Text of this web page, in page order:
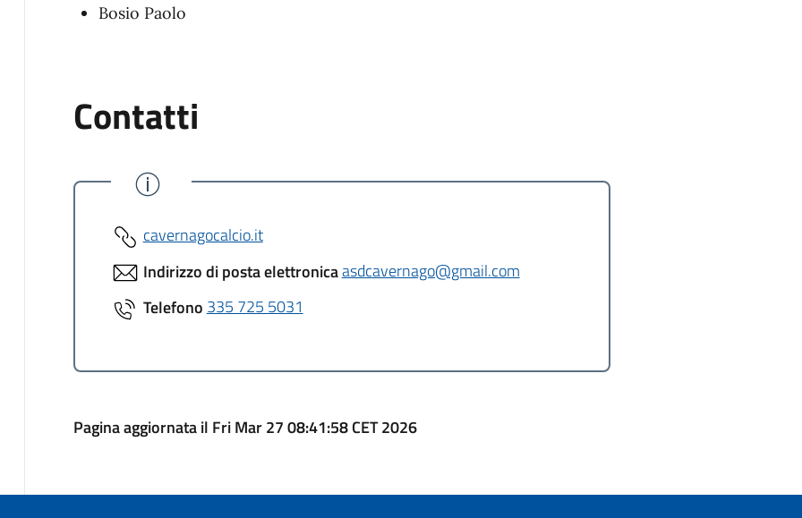
Bosio Paolo
Contatti
cavernagocalcio.it
Indirizzo di posta elettronicaasdcavernago@gmail.com
Telefono335 725 5031
Pagina aggiornata il Fri Mar 27 08:41:58 CET 2026